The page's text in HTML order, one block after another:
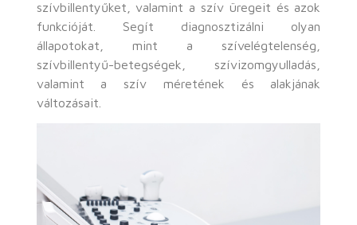
szívbillentyűket, valamint a szív üregeit és azok
funkcióját. Segít diagnosztizálni olyan
állapotokat, mint a szívelégtelenség,
szívbillentyű-betegségek, szívizomgyulladás,
valamint a szív méretének és alakjának
változásait.